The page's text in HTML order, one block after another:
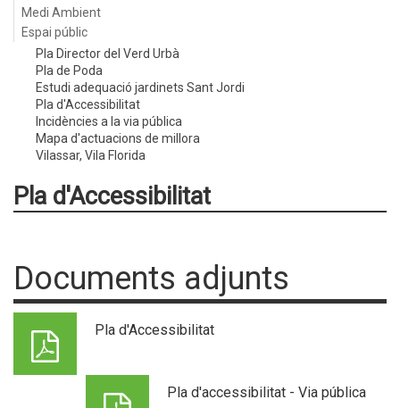
Medi Ambient
Espai públic
Pla Director del Verd Urbà
Pla de Poda
Estudi adequació jardinets Sant Jordi
Pla d'Accessibilitat
Incidències a la via pública
Mapa d'actuacions de millora
Vilassar, Vila Florida
Pla d'Accessibilitat
Documents adjunts
Pla d'Accessibilitat
Pla d'accessibilitat - Via pública